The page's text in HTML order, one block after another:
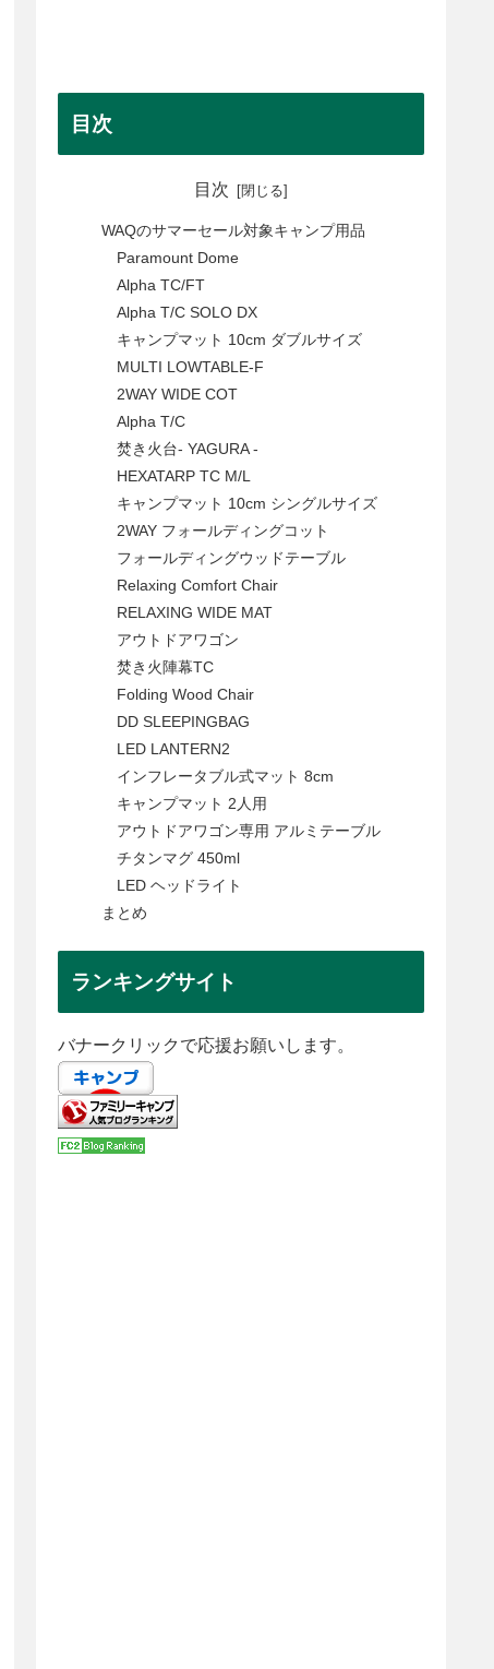
目次
目次
WAQのサマーセール対象キャンプ用品
Paramount Dome
Alpha TC/FT
Alpha T/C SOLO DX
キャンプマット 10cm ダブルサイズ
MULTI LOWTABLE-F
2WAY WIDE COT
Alpha T/C
焚き火台- YAGURA -
HEXATARP TC M/L
キャンプマット 10cm シングルサイズ
2WAY フォールディングコット
フォールディングウッドテーブル
Relaxing Comfort Chair
RELAXING WIDE MAT
アウトドアワゴン
焚き火陣幕TC
Folding Wood Chair
DD SLEEPINGBAG
LED LANTERN2
インフレータブル式マット 8cm
キャンプマット 2人用
アウトドアワゴン専用 アルミテーブル
チタンマグ 450ml
LED ヘッドライト
まとめ
ランキングサイト
バナークリックで応援お願いします。